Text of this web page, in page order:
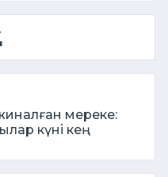
мереке:
күні кең